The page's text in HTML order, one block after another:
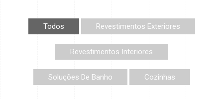
Todos Revestimentos Exteriores
Revestimentos Interiores
Soluções De Banho Cozinhas